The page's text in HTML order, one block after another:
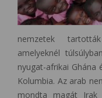
nemzetek
amelyeknél
nyugat-afrikai Ghána
Kolumbia. Az arab
mondta magát Irak